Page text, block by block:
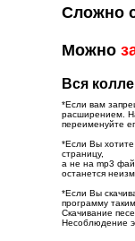
Сложно
Можно
Вся
*Если вам
расширением.
переименуйте
*Если Вы
страницу,
а не на mp3
останется
*Если Вы
программу
Скачивание
Несоблюдение